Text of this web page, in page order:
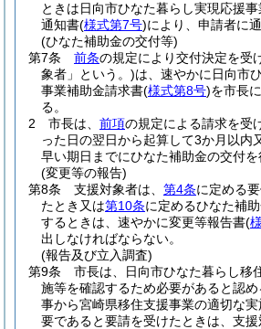
ときは日向市ひなた暮らし実現応援
通知書(様式第7号)により、申請者に
(ひなた補助金の交付等)
第7条
前条の規定により交付決定を受
象者」という。)は、速やかに日向市
事業補助金請求書(様式第8号)を市長
る。
2
市長は、 前項の規定による請求を受
った日の翌日から起算して3か月以内
早い期日までにひなた補助金の交付を
(変更等の報告)
第8条
支援対象者は、 第4条に定める
たとき又は第10条に定めるひなた補
するときは、速やかに変更等報告書(
出しなければならない。
(報告及び立入調査)
第9条
市長は、日向市ひなた暮らし移
施等を確認するため必要があると認
事から宮崎県移住支援事業の適切な
要であると要請を受けたときは、支